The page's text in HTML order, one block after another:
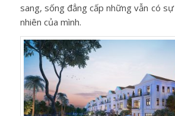
sang, sống đẳng cấp những vẫn có
nhiên của mình.